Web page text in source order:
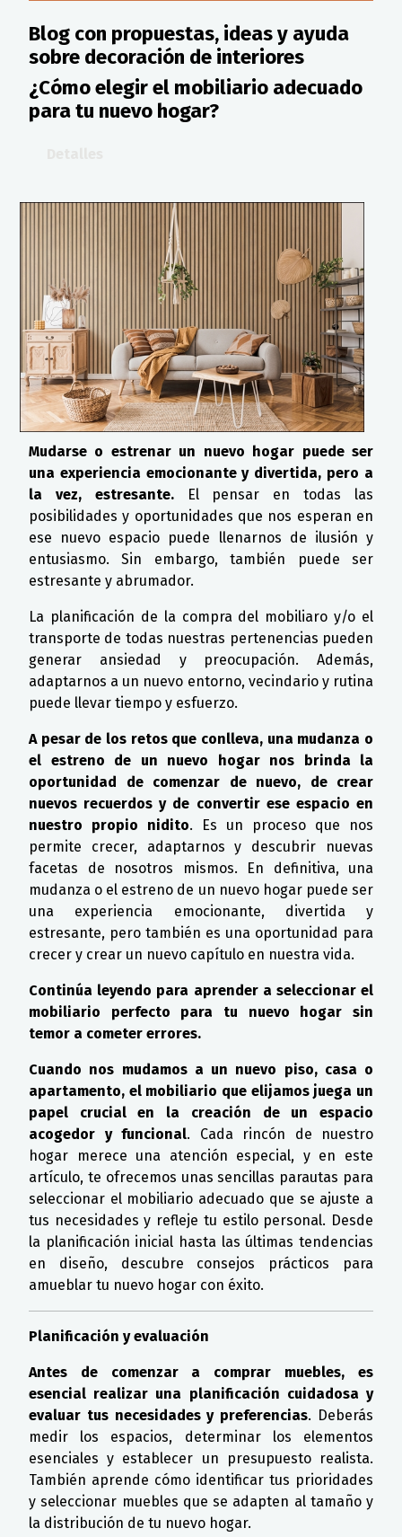
Blog con propuestas, ideas y ayuda
sobre decoración de interiores
¿Cómo elegir el mobiliario adecuado
para tu nuevo hogar?
Mudarse o estrenar un nuevo hogar puede ser
una experiencia emocionante y divertida, pero a
la vez, estresante.El pensar en todas las
posibilidades y oportunidades que nos esperan en
ese nuevo espacio puede llenarnos de ilusión y
entusiasmo. Sin embargo, también puede ser
estresante y abrumador.
La planificación de la compra del mobiliaro y/o el
transporte de todas nuestras pertenencias pueden
generar ansiedad y preocupación. Además,
adaptarnos a un nuevo entorno, vecindario y rutina
puede llevar tiempo y esfuerzo.
A pesar de los retos que conlleva, una mudanza o
el estreno de un nuevo hogar nos brinda la
oportunidad de comenzar de nuevo, de crear
nuevos recuerdos y de convertir ese espacio en
nuestro propio nidito. Es un proceso que nos
permite crecer, adaptarnos y descubrir nuevas
facetas de nosotros mismos. En definitiva, una
mudanza o el estreno de un nuevo hogar puede ser
una experiencia emocionante, divertida y
estresante, pero también es una oportunidad para
crecer y crear un nuevo capítulo en nuestra vida.
Continúa leyendo para aprender a seleccionar el
mobiliario perfecto para tu nuevo hogar sin
temor a cometer errores.
Cuando nos mudamos a un nuevo piso, casa o
apartamento, el mobiliario que elijamos juega un
papel crucial en la creación de un espacio
acogedor y funcional. Cada rincón de nuestro
hogar merece una atención especial, y en este
artículo, te ofrecemos unas sencillas parautas para
seleccionar el mobiliario adecuado que se ajuste a
tus necesidades y refleje tu estilo personal. Desde
la planificación inicial hasta las últimas tendencias
en diseño, descubre consejos prácticos para
amueblar tu nuevo hogar con éxito.
Planificación y evaluación
Antes de comenzar a comprar muebles, es
esencial realizar una planificación cuidadosa y
evaluar tus necesidades y preferencias. Deberás
medir los espacios, determinar los elementos
esenciales y establecer un presupuesto realista.
También aprende cómo identificar tus prioridades
y seleccionar muebles que se adapten al tamaño y
la distribución de tu nuevo hogar.